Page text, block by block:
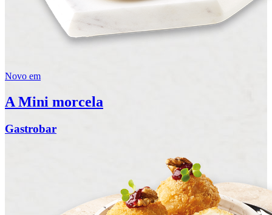
Novo em
A Mini morcela
Gastrobar